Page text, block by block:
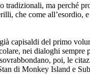
tradizionali, ma perché
che come all’esordio,
capisaldi del primo
nei dialoghi sempre
poi, le
di Monkey Island e